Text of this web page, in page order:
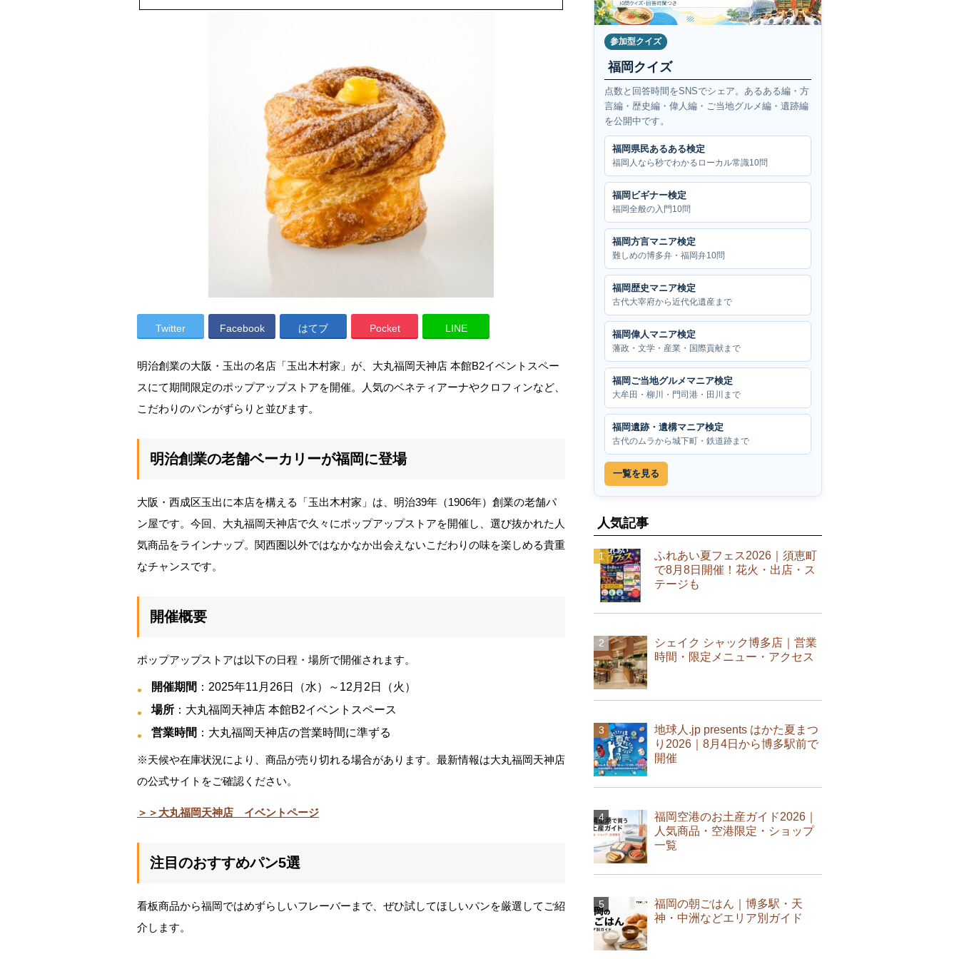
Twitter Facebook はてブ Pocket LINE
明治創業の大阪・玉出の名店「玉出木村家」が、大丸福岡天神店 本館B2イベントスペー
スにて期間限定のポップアップストアを開催。人気のベネティアーナやクロフィンなど、
こだわりのパンがずらりと並びます。
明治創業の老舗ベーカリーが福岡に登場
大阪・西成区玉出に本店を構える「玉出木村家」は、明治39年（1906年）創業の老舗パ
ン屋です。今回、大丸福岡天神店で久々にポップアップストアを開催し、選び抜かれた人
気商品をラインナップ。関西圏以外ではなかなか出会えないこだわりの味を楽しめる貴重
なチャンスです。
開催概要
ポップアップストアは以下の日程・場所で開催されます。
開催期間 ：2025年11月26日（水）～12月2日（火）
場所 ：大丸福岡天神店 本館B2イベントスペース
営業時間 ：大丸福岡天神店の営業時間に準ずる
※天候や在庫状況により、商品が売り切れる場合があります。最新情報は大丸福岡天神店
の公式サイトをご確認ください。
＞＞大丸福岡天神店 イベントページ
注目のおすすめパン5選
看板商品から福岡ではめずらしいフレーバーまで、ぜひ試してほしいパンを厳選してご紹
介します。
参加型クイズ
福岡クイズ
点数と回答時間をSNSでシェア。あるある編・方
言編・歴史編・偉人編・ご当地グルメ編・遺跡編
を公開中です。
福岡県民あるある検定
福岡人なら秒でわかるローカル常識10問
福岡ビギナー検定
福岡全般の入門10問
福岡方言マニア検定
難しめの博多弁・福岡弁10問
福岡歴史マニア検定
古代大宰府から近代化遺産まで
福岡偉人マニア検定
藩政・文学・産業・国際貢献まで
福岡ご当地グルメマニア検定
大牟田・柳川・門司港・田川まで
福岡遺跡・遺構マニア検定
古代のムラから城下町・鉄道跡まで
一覧を見る
人気記事
ふれあい夏フェス2026｜須恵町
で8月8日開催！花火・出店・ス
テージも
シェイク シャック博多店｜営業
時間・限定メニュー・アクセス
地球人.jp presents はかた夏まつ
り2026｜8月4日から博多駅前で
開催
福岡空港のお土産ガイド2026｜
人気商品・空港限定・ショップ
一覧
福岡の朝ごはん｜博多駅・天
神・中洲などエリア別ガイド